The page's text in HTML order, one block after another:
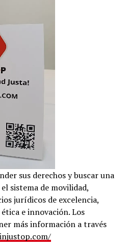
sus derechos y buscar una
sistema de movilidad,
jurídicos de excelencia,
e innovación. Los
más información a través